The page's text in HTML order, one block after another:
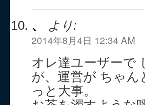
、 より:
2014年8月4日 12:34 AM
オレ達ユーザーで
が、運営が ちゃん
っと大事。